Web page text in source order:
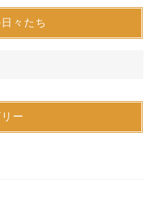
々たち
ー